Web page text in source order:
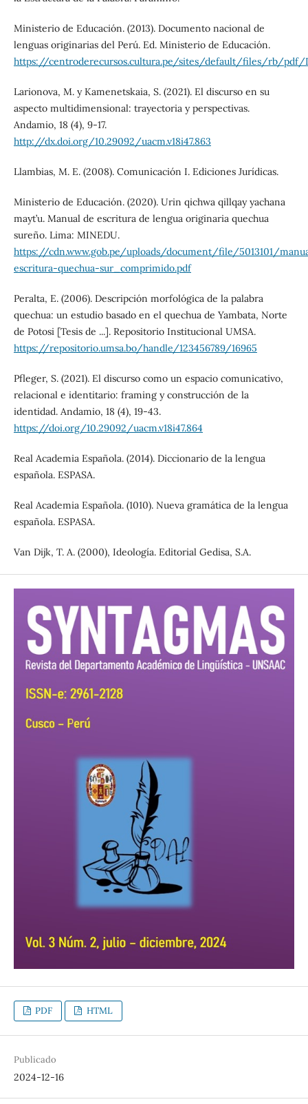
Ministerio de Educación. (2013). Documento nacional de
lenguas originarias del Perú. Ed. Ministerio de Educación.
https://centroderecursos.cultura.pe/sites/default/files/rb/pdf/
Larionova, M. y Kamenetskaia, S. (2021). El discurso en su
aspecto multidimensional: trayectoria y perspectivas.
Andamio, 18 (4), 9-17.
http://dx.doi.org/10.29092/uacm.v18i47.863
Llambias, M. E. (2008). Comunicación I. Ediciones Jurídicas.
Ministerio de Educación. (2020). Urin qichwa qillqay yachana
mayt’u. Manual de escritura de lengua originaria quechua
sureño. Lima: MINEDU.
https://cdn.www.gob.pe/uploads/document/file/5013101/
escritura-quechua-sur_comprimido.pdf
Peralta, E. (2006). Descripción morfológica de la palabra
quechua: un estudio basado en el quechua de Yambata, Norte
de Potosi [Tesis de ...]. Repositorio Institucional UMSA.
https://repositorio.umsa.bo/handle/123456789/16965
Pfleger, S. (2021). El discurso como un espacio comunicativo,
relacional e identitario: framing y construcción de la
identidad. Andamio, 18 (4), 19-43.
https://doi.org/10.29092/uacm.v18i47.864
Real Academia Española. (2014). Diccionario de la lengua
española. ESPASA.
Real Academia Española. (1010). Nueva gramática de la lengua
española. ESPASA.
Van Dijk, T. A. (2000), Ideología. Editorial Gedisa, S.A.
PDF HTML
Publicado
2024-12-16